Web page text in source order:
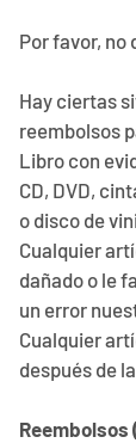
Por favor, no
Hay ciertas
reembolsos
Libro con
CD, DVD,
o disco de
Cualquier
dañado o le
un error
Cualquier
después de